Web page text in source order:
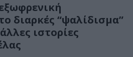
διαρκές “ψαλίδισμα”
ιστορίες